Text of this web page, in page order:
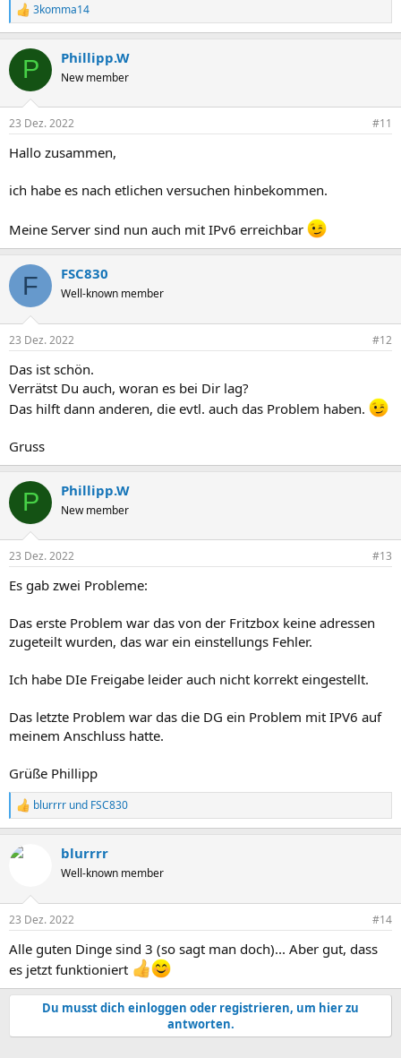
R
e
k
i
e
:
3komma14
P Phillipp.W
New member
23 Dez. 2022 #11
Hallo zusammen,
ich habe es nach etlichen versuchen hinbekommen.
Meine Server sind nun auch mit IPv6 erreichbar
F FSC830
Well-known member
23 Dez. 2022 #12
Das ist schön.
Verrätst Du auch, woran es bei Dir lag?
Das hilft dann anderen, die evtl. auch das Problem haben.
Gruss
P Phillipp.W
New member
23 Dez. 2022 #13
Es gab zwei Probleme:
Das erste Problem war das von der Fritzbox keine adressen
zugeteilt wurden, das war ein einstellungs Fehler.
Ich habe DIe Freigabe leider auch nicht korrekt eingestellt.
Das letzte Problem war das die DG ein Problem mit IPV6 auf
meinem Anschluss hatte.
Grüße Phillipp
R
e
k
e
:
blurrrr und FSC830
blurrrr
Well-known member
23 Dez. 2022 #14
Alle guten Dinge sind 3 (so sagt man doch)... Aber gut, dass
es jetzt funktioniert
Du musst dich einloggen oder registrieren, um hier zu
antworten.